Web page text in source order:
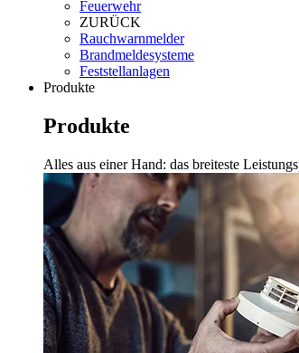
Feuerwehr
ZURÜCK
Rauchwarnmelder
Brandmeldesysteme
Feststellanlagen
Produkte
Produkte
Alles aus einer Hand: das breiteste